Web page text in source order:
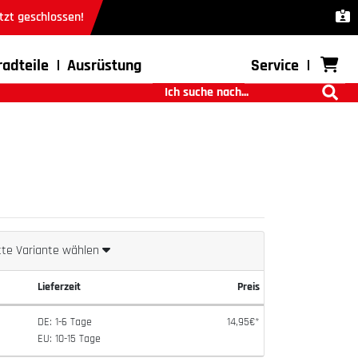
geschlossen!
Ausrüstung Service
Variante wählen
Lieferzeit Preis
DE: 1-6 Tage
EU: 10-15 Tage
14,95€*